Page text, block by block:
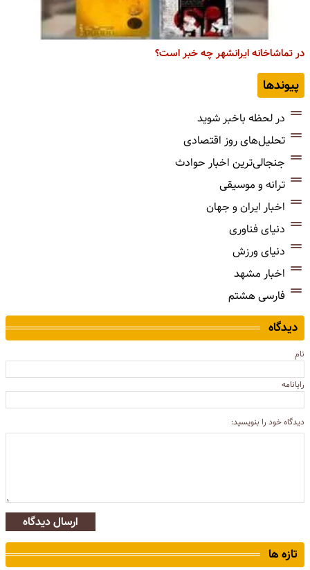
در تماشاخانه ایرانشهر چه خبر است؟
پیوندها
در لحظه باخبر شوید
تحلیل‌های روز اقتصادی
جنجالی‌ترین اخبار حوادث
ترانه و موسیقی
اخبار ایران و جهان
دنیای فناوری
دنیای ورزش
اخبار مشهد
فارسی هشتم
دیدگاه
نام
رایانامه
دیدگاه خود را بنویسید:
ارسال دیدگاه
تازه ها